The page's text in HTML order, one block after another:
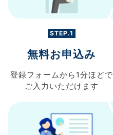
STEP.1
無料お申込み
登録フォームから 1分ほどで
ご入力 いただけます